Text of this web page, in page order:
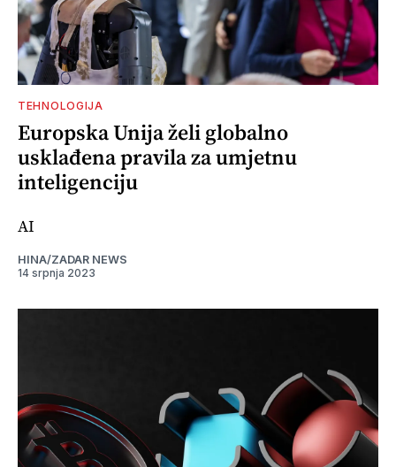
TEHNOLOGIJA
Europska Unija želi globalno
usklađena pravila za umjetnu
inteligenciju
AI
HINA/ZADAR NEWS
14 srpnja 2023